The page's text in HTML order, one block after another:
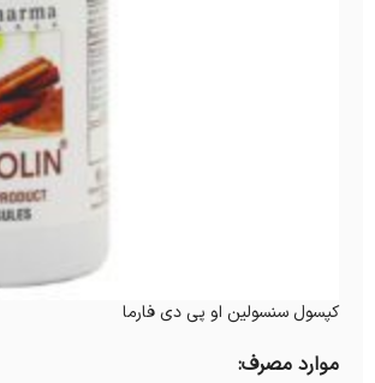
کپسول سنسولین او پی دی فارما
موارد مصرف: